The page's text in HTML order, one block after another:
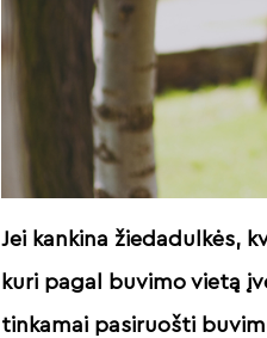
Jei kankina žiedadulkės,
kuri pagal buvimo vietą
tinkamai pasiruošti